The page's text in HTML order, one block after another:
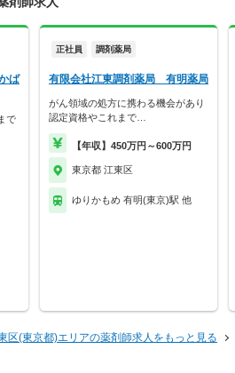
ば
で
正社員 調剤薬局
有限会社江東調剤薬局 有明薬局
がん領域の処方に携わる機会があり
認定資格やこれまで…
【年収】450万円～600万円
東京都 江東区
ゆりかもめ 有明(東京)駅 他
区(東京都)エリアの薬剤師求人をもっと見る